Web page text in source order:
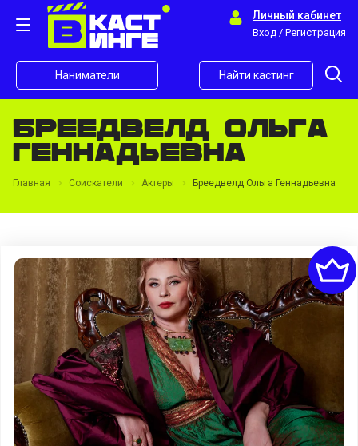
Личный кабинет
Вход / Регистрация
Наниматели Найти кастинг
Бреедвелд Ольга
Геннадьевна
Главная Соискатели Актеры Бреедвелд Ольга Геннадьевна